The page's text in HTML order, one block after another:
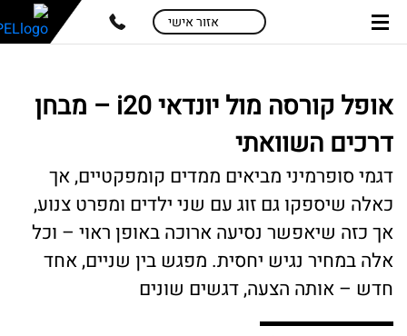
skip
skip
אזור אישי
אופל קורסה מול יונדאי i20 – מבחן
דרכים השוואתי
דגמי סופרמיני מביאים ממדים קומפקטיים, אך
כאלה שיספקו גם זוג עם שני ילדים ומפרט צנוע,
אך כזה שיאפשר נסיעה ארוכה באופן ראוי – וכל
אלה במחיר נגיש יחסית. מפגש בין שניים, אחד
חדש – אותה הצעה, דגשים שונים